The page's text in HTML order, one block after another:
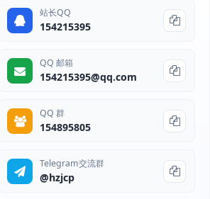
站长QQ
154215395
QQ 邮箱
154215395@qq.com
QQ 群
154895805
Telegram交流群
@hzjcp